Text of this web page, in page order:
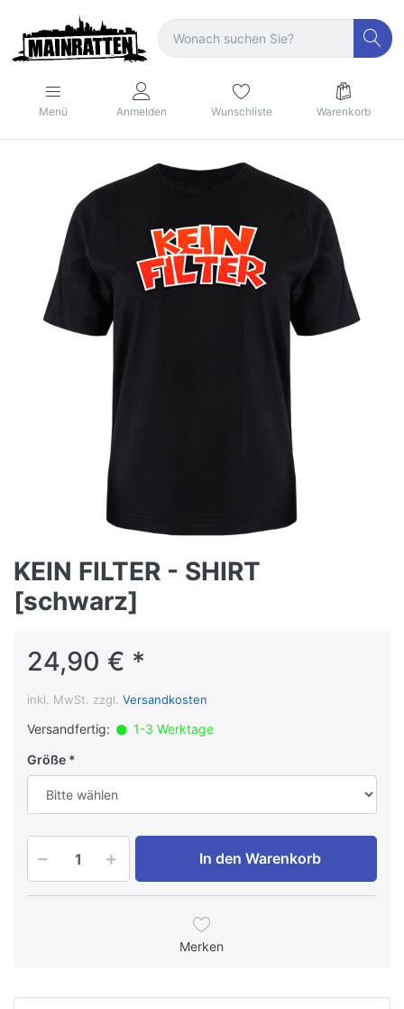
Menü Anmelden Wunschliste Warenkorb
KEIN FILTER - SHIRT
[schwarz]
24,90 € *
inkl. MwSt. zzgl. Versandkosten
Versandfertig:
1-3 Werktage
Größe
In den Warenkorb
Merken